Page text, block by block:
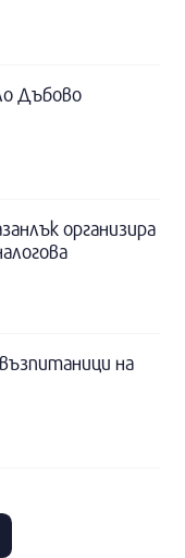
Дъбово
организира
на